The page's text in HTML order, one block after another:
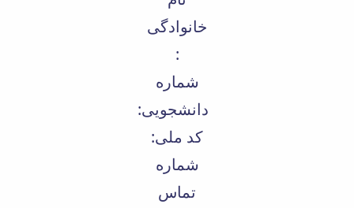
خانوادگی
:
شماره
دانشجویی:
کد ملی:
شماره
تماس